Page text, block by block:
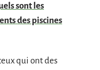
sont les
des piscines
qui ont des